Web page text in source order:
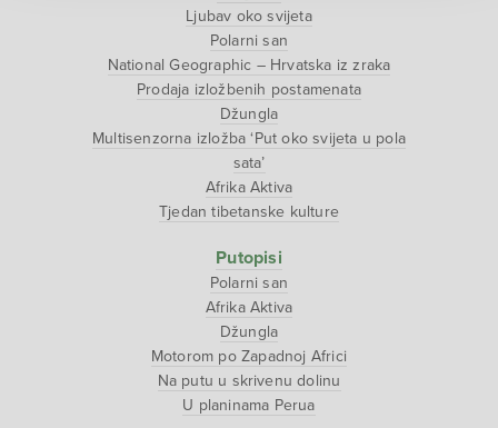
Ljubav oko svijeta
Polarni san
National Geographic – Hrvatska iz zraka
Prodaja izložbenih postamenata
Džungla
Multisenzorna izložba ‘Put oko svijeta u pola
sata’
Afrika Aktiva
Tjedan tibetanske kulture
Putopisi
Polarni san
Afrika Aktiva
Džungla
Motorom po Zapadnoj Africi
Na putu u skrivenu dolinu
U planinama Perua